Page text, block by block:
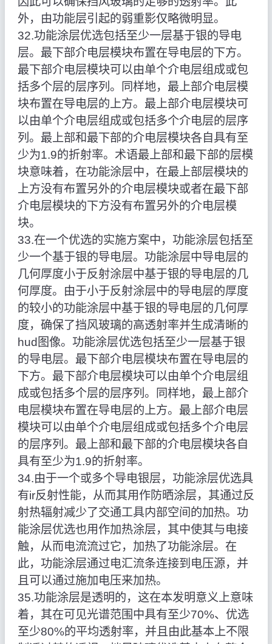
外，由功能层引起的弱重影仅略微明显。
32.功能涂层优选包括至少一层基于银的导电
层。最下部介电层模块布置在导电层的下方。
最下部介电层模块可以由单个介电层组成或包
括多个层的层序列。同样地，最上部介电层模
块布置在导电层的上方。最上部介电层模块可
以由单个介电层组成或包括多个介电层的层序
列。最上部和最下部的介电层模块各自具有至
少为1.9的折射率。术语最上部和最下部的层模
块意味着，在功能涂层中，在最上部层模块的
上方没有布置另外的介电层模块或者在最下部
介电层模块的下方没有布置另外的介电层模
块。
33.在一个优选的实施方案中，功能涂层包括至
少一个基于银的导电层。功能涂层中导电层的
几何厚度小于反射涂层中基于银的导电层的几
何厚度。由于小于反射涂层中的导电层的厚度
的较小的功能涂层中基于银的导电层的几何厚
度，确保了挡风玻璃的高透射率并生成清晰的
hud图像。功能涂层优选包括至少一层基于银
的导电层。最下部介电层模块布置在导电层的
下方。最下部介电层模块可以由单个介电层组
成或包括多个层的层序列。同样地，最上部介
电层模块布置在导电层的上方。最上部介电层
模块可以由单个介电层组成或包括多个介电层
的层序列。最上部和最下部的介电层模块各自
具有至少为1.9的折射率。
34.由于一个或多个导电银层，功能涂层优选具
有ir反射性能，从而其用作防晒涂层，其通过反
射热辐射减少了交通工具内部空间的加热。功
能涂层优选也用作加热涂层，其中使其与电接
触，从而电流流过它，加热了功能涂层。在
此，功能涂层通过电汇流条连接到电压源，并
且可以通过施加电压来加热。
35.功能涂层是透明的，这在本发明意义上意味
着，其在可见光谱范围中具有至少70%、优选
至少80%的平均透射率，并且由此基本上不限